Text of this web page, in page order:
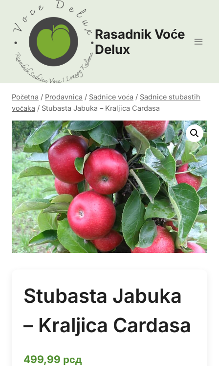
content
Rasadnik Voće
Delux
Početna / Prodavnica / Sadnice voća / Sadnice stubastih
voćaka / Stubasta Jabuka – Kraljica Cardasa
Stubasta Jabuka
– Kraljica Cardasa
499,99 рсд